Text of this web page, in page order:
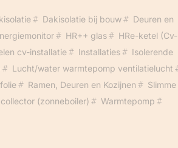
Dakisolatie bij bouw
Deuren en
HR++ glas
HRe-ketel (Cv-
cv-installatie Installaties
Isolerende
Lucht/water warmtepomp ventilatielucht
Ramen, Deuren en Kozijnen
Slimme
(zonneboiler)
Warmtepomp